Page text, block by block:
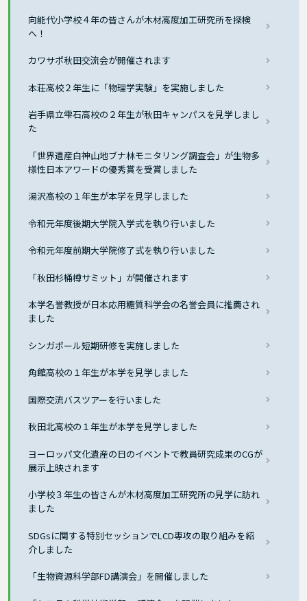
向能代小学校４年の皆さんが木材高度加工研究所を探検
へ！
カワサポ秋田交流会が開催されます
本荘高校２年生に「物理学実験」を実施しました
岩手県立雫石高校の２年生が秋田キャンパスを見学しまし
た
「世界遺産白神山地ブナ林モニタリング調査会」が生物多
様性日本アワードの優秀賞を受賞しました
湯沢高校の１年生が本学を見学しました
令和元年度後期大学院入学式を執り行いました
令和元年度前期大学院修了式を執り行いました
「秋田杉桶樽サミット」が開催されます
本学名誉教授が日本応用糖質科学会の名誉会員に推薦され
ました
シンガポール短期研修を実施しました
角館高校の１年生が本学を見学しました
国際交流バスツアーを行いました
秋田北高校の１年生が本学を見学しました
ヨーロッパ文化遺産の日のイベントで教員研究成果のCGが
展示上映されます
小学校３年生の皆さんが木材高度加工研究所の見学に訪れ
ました
SDGsに関する特別セッションでLCD専攻の取り組みを紹
介しました
「生物資源科学部FD講演会」を開催しました